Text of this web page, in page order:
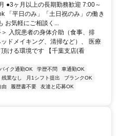
●3ヶ月以上の長期勤務歓迎 7:00～
「平日のみ」「土日祝のみ」の働き
お気軽にご相談く...
入院患者の身体介助（食事、排
ドメイキング、清掃など）、 医療
ける環境です 【千葉支店(看
バイク通勤OK 学歴不問
車通勤OK
残業なし 月1シフト提出
ブランクOK
由 履歴書不要
友達と応募OK